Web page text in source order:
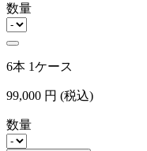
数量
6本 1ケース
99,000 円 (税込)
数量